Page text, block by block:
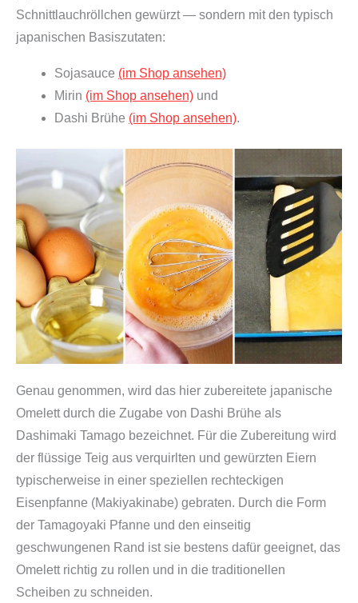
n
n
e
i
y
a
k
i
n
a
×
Schnittlauchröllchen gewürzt — sondern mit den typisch
japanischen Basiszutaten:
Sojasauce (im Shop ansehen)
Mirin (im Shop ansehen) und
Dashi Brühe (im Shop ansehen).
Genau genommen, wird das hier zubereitete japanische
Omelett durch die Zugabe von Dashi Brühe als
Dashimaki Tamago bezeichnet. Für die Zubereitung wird
der flüssige Teig aus verquirlten und gewürzten Eiern
typischerweise in einer speziellen rechteckigen
Eisenpfanne (Makiyakinabe) gebraten. Durch die Form
der Tamagoyaki Pfanne und den einseitig
geschwungenen Rand ist sie bestens dafür geeignet, das
Omelett richtig zu rollen und in die traditionellen
Scheiben zu schneiden.